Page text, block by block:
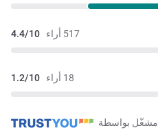
517 أراء 4.4/10
18 أراء 1.2/10
مشغّل بواسطة